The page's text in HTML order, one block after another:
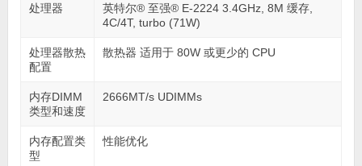
处理器
英特尔® 至强® E-2224 3.4GHz, 8M 缓存,
4C/4T, turbo (71W)
处理器散热
配置
散热器 适用于 80W 或更少的 CPU
内存DIMM
类型和速度
2666MT/s UDIMMs
内存配置类
型
性能优化